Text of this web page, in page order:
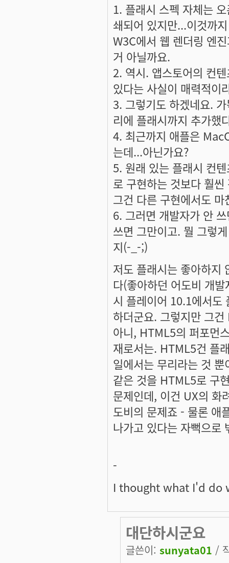
1. 플래시 스펙 자체는
쇄되어 있지만...이것까
W3C에서 웹 렌더링 엔
거 아닐까요.
2. 역시. 앱스토어의 컨
있다는 사실이 매력적이
3. 그렇기도 하겠네요.
리에 플래시까지 추가했
4. 최근까지 애플은
는데...아닌가요?
5. 원래 있는 플래시 컨
로 구현하는 것보다 훨
그건 다른 구현에서도 마
6. 그러면 개발자가 안
쓰면 그만이고. 뭘 그렇
지(-_-;)
저도 플래시는 좋아하지
다(좋아하던 어도비 개
시 플레이어 10.1에서도
하더군요. 그렇지만 그
아니, HTML5의 퍼포먼
재로서는. HTML5건 플
일에서는 무리라는 것
같은 것을 HTML5로 구
문제인데, 이건 UX의 화
도비의 문제죠 - 물론 애
나가고 있다는 자뻑으로
-
I thought what I'd do
대단하시군요
글쓴이: sunyata01 /